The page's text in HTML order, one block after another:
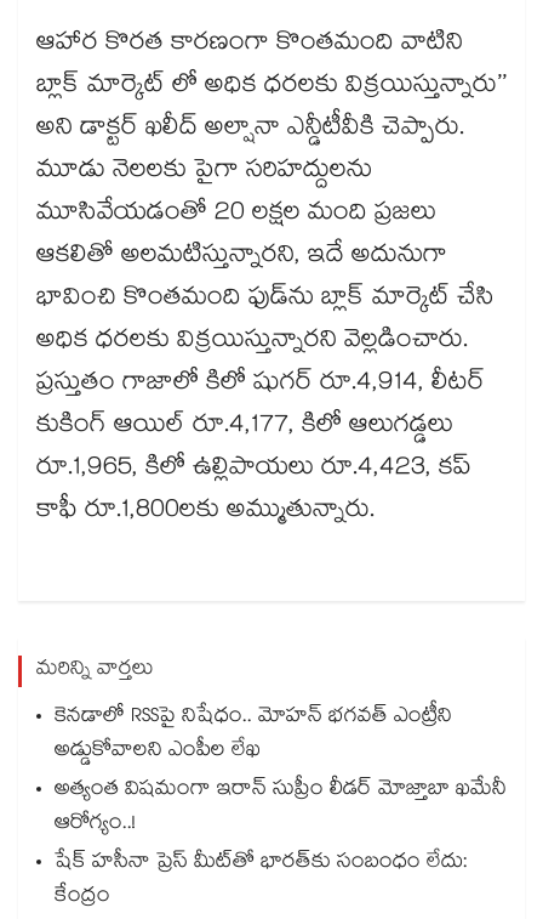
ఆహార కొరత కారణంగా కొంతమంది వాటిని
బ్లాక్ మార్కెట్‌ లో అధిక ధరలకు విక్రయిస్తున్నారు’’
అని డాక్టర్‌‌ ఖలీద్‌ అల్షానా ఎన్డీటీవీకి చెప్పారు.
మూడు నెలలకు పైగా సరిహద్దులను
మూసివేయడంతో 20 లక్షల మంది ప్రజలు
ఆకలితో అలమటిస్తున్నారని, ఇదే అదునుగా
భావించి కొంతమంది ఫుడ్‌ను బ్లాక్‌ మార్కెట్‌ చేసి
అధిక ధరలకు విక్రయిస్తున్నారని వెల్లడించారు.
ప్రస్తుతం గాజాలో కిలో షుగర్‌‌ రూ.4,914, లీటర్‌‌
కుకింగ్‌ ఆయిల్‌ రూ.4,177, కిలో ఆలుగడ్డలు
రూ.1,965, కిలో ఉల్లిపాయలు రూ.4,423, కప్‌
కాఫీ రూ.1,800లకు అమ్ముతున్నారు.
మరిన్ని వార్తలు
కెనడాలో RSSపై నిషేధం.. మోహన్ భగవత్ ఎంట్రీని
అడ్డుకోవాలని ఎంపీల లేఖ
అత్యంత విషమంగా ఇరాన్ సుప్రీం లీడర్ మోజ్తాబా ఖమేనీ
ఆరోగ్యం..!
షేక్ హసీనా ప్రెస్ మీట్‎తో భారత్‎కు సంబంధం లేదు:
కేంద్రం